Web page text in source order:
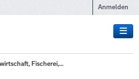
Anmelden
Fischerei,...